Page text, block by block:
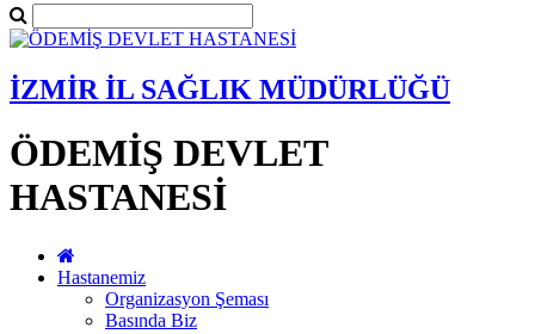
İZMİR İL SAĞLIK MÜDÜRLÜĞÜ
ÖDEMİŞ DEVLET
HASTANESİ
Hastanemiz
Organizasyon Şeması
Basında Biz